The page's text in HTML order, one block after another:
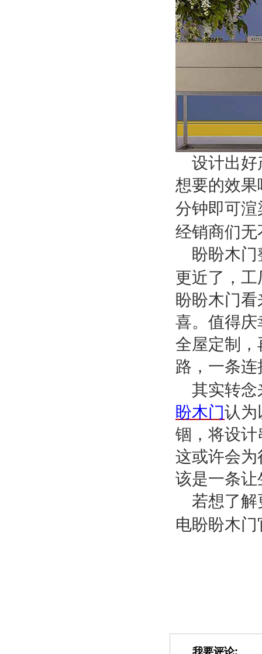
设计出好
想要的效果
分钟即可
经销商们
盼盼木
更近了，
盼盼木门
喜。值得
全屋定制，
路，一条
其实转念
盼木门认为
锢，将设
这或许会
该是一条
若想了解
电盼盼木
我要评论: